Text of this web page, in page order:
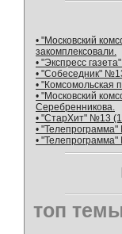
• "Московский
закомплексовали.
• "Экспресс
• "Собеседник"
•
• "Московский
Серебренникова.
• "СтарХит" №13
•
•
топ